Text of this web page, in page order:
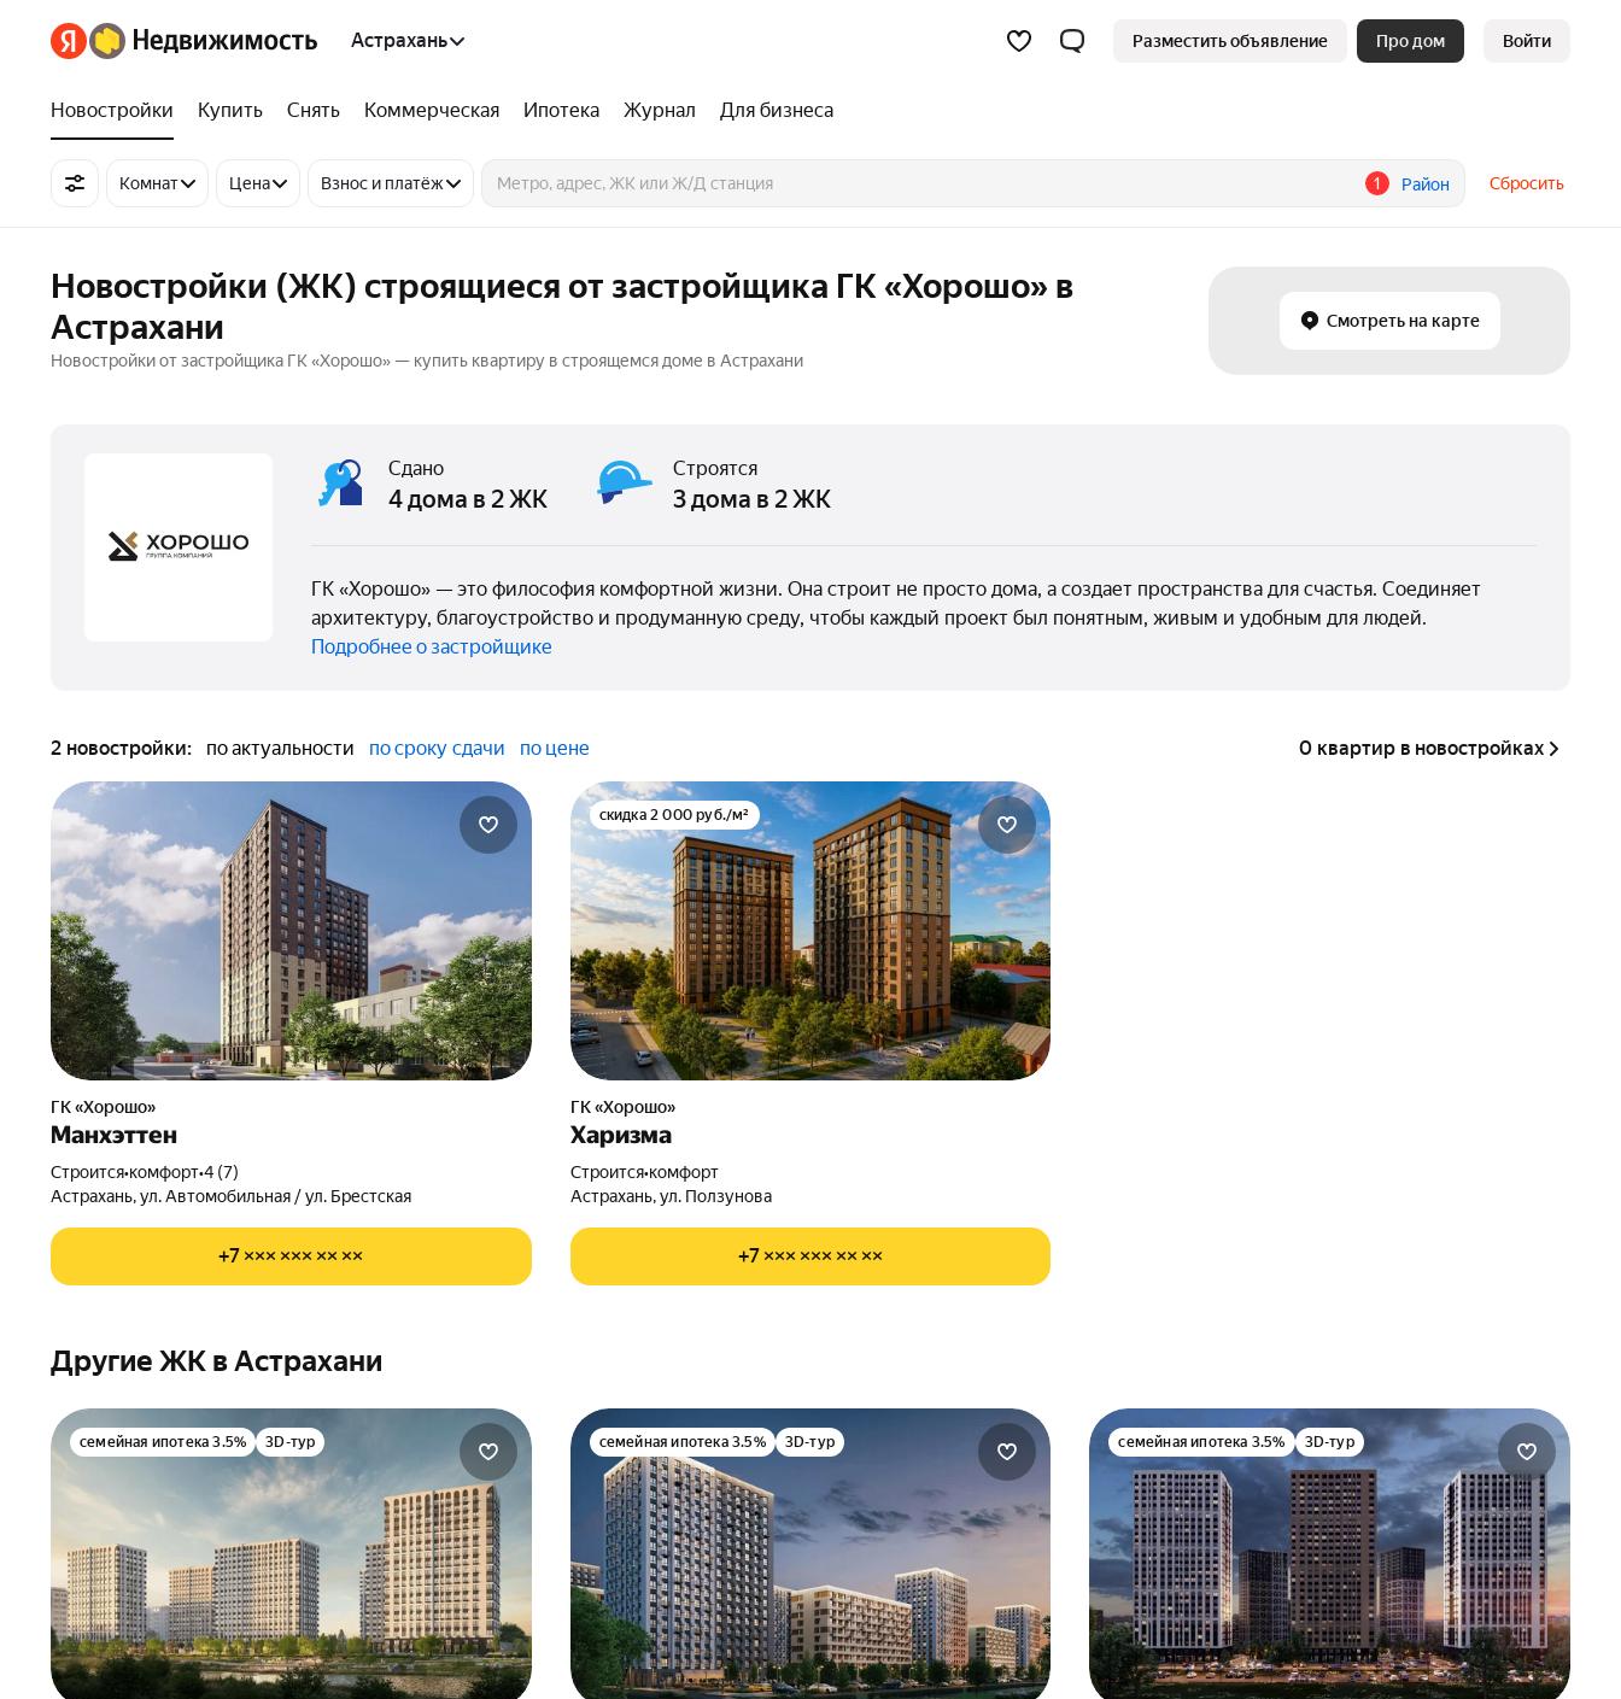
Астрахань Разместить объявление Про дом Войти
Новостройки Купить Снять Коммерческая Ипотека Журнал Для бизнеса
Комнат Цена Взнос и платёж 1 Район Сбросить
Новостройки (ЖК) строящиеся от застройщика ГК «Хорошо» в
Астрахани
Новостройки от застройщика ГК «Хорошо» — купить квартиру в строящемся доме в Астрахани
Смотреть на карте
Сдано
4 дома в 2 ЖК
Строятся
3 дома в 2 ЖК
ГК «Хорошо» — это философия комфортной жизни. Она строит не просто дома, а создает пространства для счастья. Соединяет
архитектуру, благоустройство и продуманную среду, чтобы каждый проект был понятным, живым и удобным для людей.
Подробнее о застройщике
2 новостройки: по актуальности по сроку сдачи по цене 0 квартир в новостройках
ГК «Хорошо»
Манхэттен
Строится•комфорт•4 (7)
Астрахань, ул. Автомобильная / ул. Брестская
+7 ××× ××× ×× ××
скидка 2 000 руб./м²
ГК «Хорошо»
Харизма
Строится•комфорт
Астрахань, ул. Ползунова
+7 ××× ××× ×× ××
Другие ЖК в Астрахани
семейная ипотека 3.5% 3D-тур семейная ипотека 3.5% 3D-тур семейная ипотека 3.5% 3D-тур